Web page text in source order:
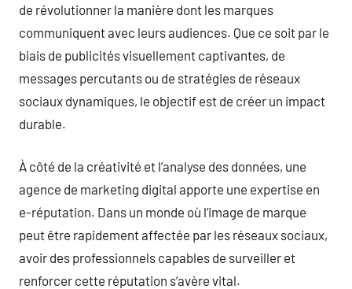
de révolutionner la manière dont les marques
communiquent avec leurs audiences. Que ce soit par le
biais de publicités visuellement captivantes, de
messages percutants ou de stratégies de réseaux
sociaux dynamiques, le objectif est de créer un impact
durable.
À côté de la créativité et l’analyse des données, une
agence de marketing digital apporte une expertise en
e-réputation. Dans un monde où l’image de marque
peut être rapidement affectée par les réseaux sociaux,
avoir des professionnels capables de surveiller et
renforcer cette réputation s’avère vital.